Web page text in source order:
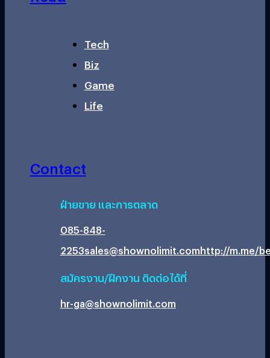
Tech
Biz
Game
Life
Contact
ฝ่ายขาย และการตลาด
085-848-
2253sales@shownolimit.comhttp://m.me/
สมัครงาน/ฝึกงาน ติดต่อได้ที่
hr-ga@shownolimit.com